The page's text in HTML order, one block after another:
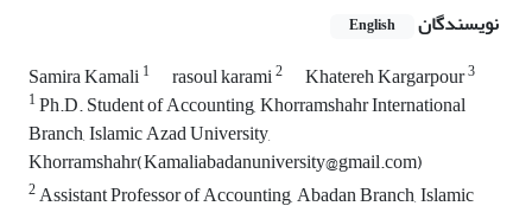
نویسندگان English
Samira Kamali1 rasoul karami2 Khatereh Kargarpour3
1Ph.D. Student of Accounting, Khorramshahr International
Branch, Islamic Azad University,
Khorramshahr(Kamaliabadanuniversity@gmail.com)
2Assistant Professor of Accounting, Abadan Branch, Islamic